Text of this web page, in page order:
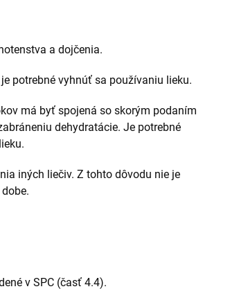
a dojčenia.
potrebné vyhnúť sa používaniu lieku.
má byť spojená so skorým podaním
dehydratácie. Je potrebné
iných liečiv. Z tohto dôvodu nie je
v SPC (časť 4.4).